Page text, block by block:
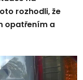
rozhodli, že
opatřením a